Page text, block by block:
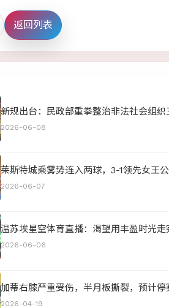
返回列表
新规出台：民政部重拳整治非法社会组织
2026-06-08
莱斯特城乘雾势连入两球，3-1领先女王
2026-06-07
温苏埃星空体育直播：渴望用丰盈时光走
2026-06-06
加蒂右膝严重受伤，半月板撕裂，预计停
2026-04-19